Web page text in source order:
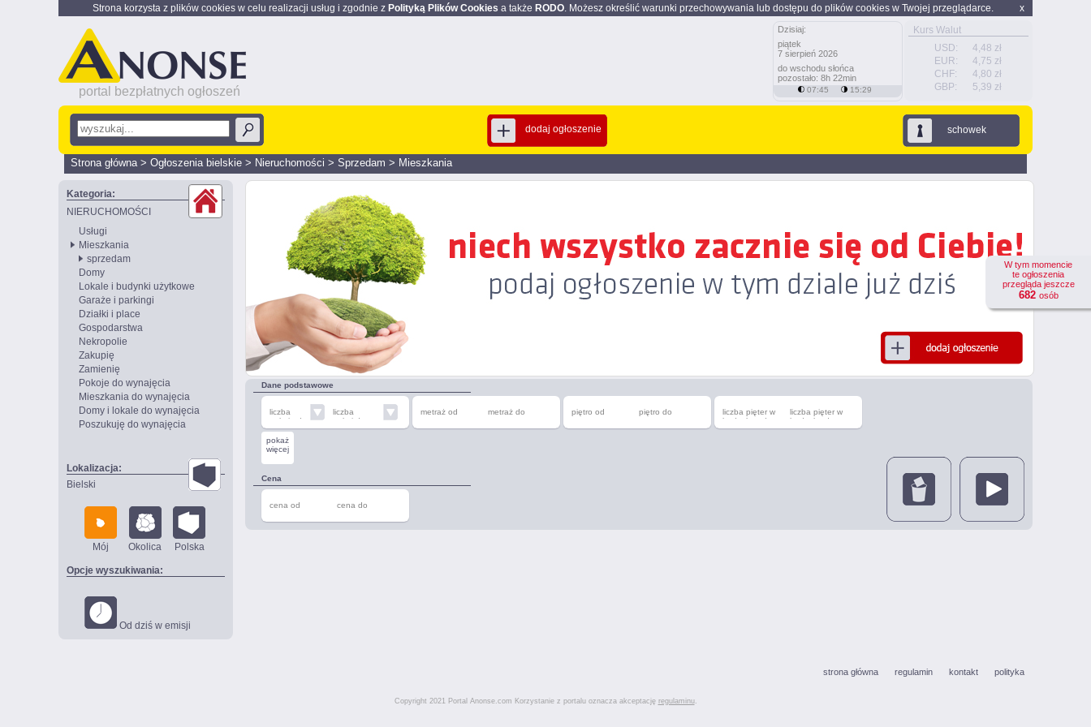
x
Strona korzysta z plików cookies w celu realizacji usług i zgodnie z Polityką Plików Cookies a także RODO. Możesz określić warunki przechowywania lub dostępu do plików cookies w Twojej przeglądarce.
portal bezpłatnych ogłoszeń
Kurs Walut
USD:
4,48 zł
EUR:
4,75 zł
CHF:
4,80 zł
GBP:
5,39 zł
Dzisiaj:
piątek
7 sierpień 2026
do wschodu słońca
pozostało: 8h 22min
07:45 15:29
schowek
dodaj ogłoszenie
Strona główna> Ogłoszenia bielskie > Nieruchomości > Sprzedam > Mieszkania
Kategoria:
NIERUCHOMOŚCI
Usługi
Mieszkania
sprzedam
Domy
Lokale i budynki użytkowe
Garaże i parkingi
Działki i place
Gospodarstwa
Nekropolie
Zakupię
Zamienię
Pokoje do wynajęcia
Mieszkania do wynajęcia
Domy i lokale do wynajęcia
Poszukuję do wynajęcia
Lokalizacja:
Bielski
Mój Okolica Polska
Opcje wyszukiwania:
Od dziś w emisji
W tym momencie
te ogłoszenia
przegląda jeszcze
682 osób
Dane podstawowe
liczba
pokoi od
liczba
pokoi do
metraż od metraż do piętro od piętro do
liczba pięter w
budynku od
liczba pięter w
budynku do
pokaż
więcej
Cena
cena od cena do
strona główna regulamin kontakt polityka
Copyright 2021 Portal Anonse.com Korzystanie z portalu oznacza akceptację regulaminu.